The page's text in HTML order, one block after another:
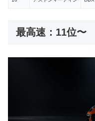
最高速：11位〜